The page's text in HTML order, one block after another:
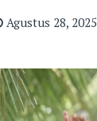
Agustus 28, 2025